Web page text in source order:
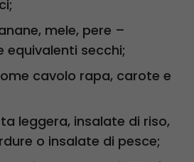
mele, pere –
equivalenti secchi;
cavolo rapa, carote e
leggera, insalate di riso,
o insalate di pesce;